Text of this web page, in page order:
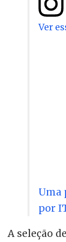
Ver
Uma
por
A seleção de